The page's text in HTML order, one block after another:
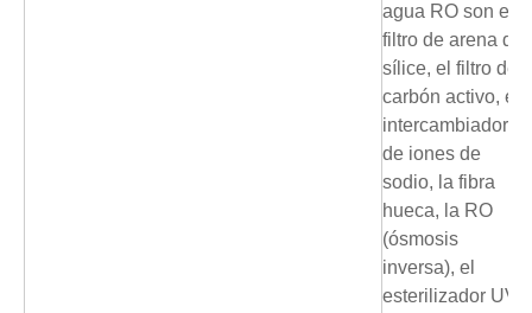
agua RO son el
filtro de arena de
sílice, el filtro de
carbón activo, el
intercambiador
de iones de
sodio, la fibra
hueca, la RO
(ósmosis
inversa), el
esterilizador UV,